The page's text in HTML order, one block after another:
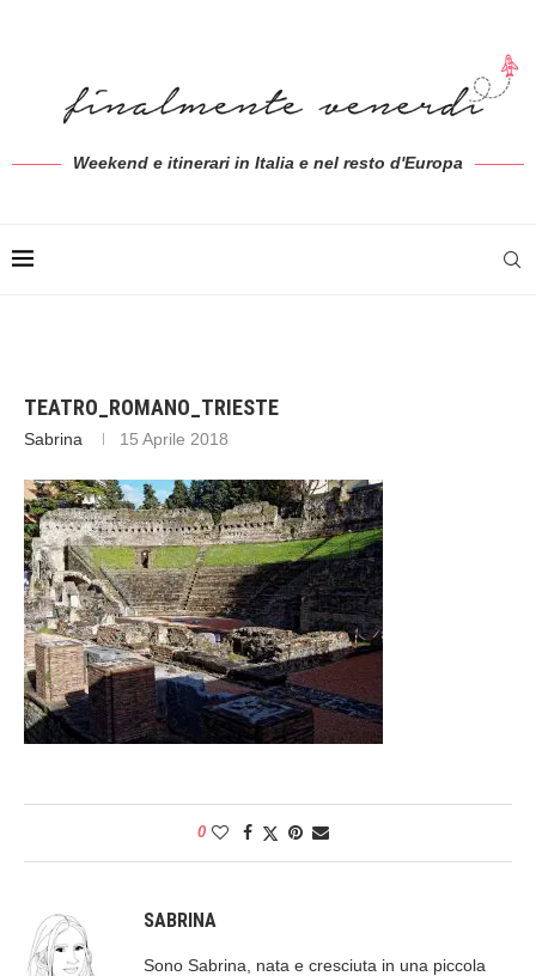
Weekend e itinerari in Italia e nel resto d'Europa
TEATRO_ROMANO_TRIESTE
Sabrina 15 Aprile 2018
0
SABRINA
Sono Sabrina, nata e cresciuta in una piccola